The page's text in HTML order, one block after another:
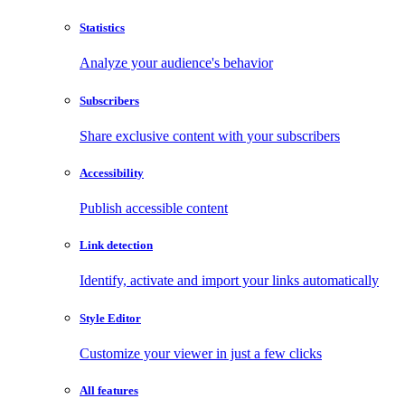
Statistics
Analyze your audience's behavior
Subscribers
Share exclusive content with your subscribers
Accessibility
Publish accessible content
Link detection
Identify, activate and import your links automatically
Style Editor
Customize your viewer in just a few clicks
All features